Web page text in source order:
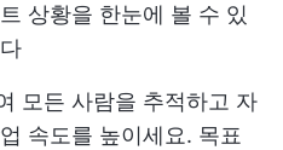
상황을 한눈에 볼 수 있
모든 사람을 추적하고 자
속도를 높이세요. 목표